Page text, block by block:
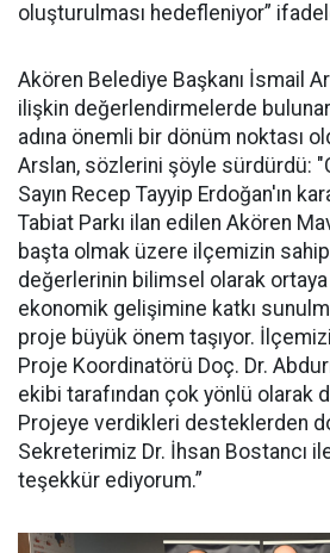
oluşturulması hedefleniyor”
Akören Belediye Başkanı İsmail
ilişkin değerlendirmelerde
adına önemli bir dönüm noktası
Arslan, sözlerini şöyle sürdürdü:
Sayın Recep Tayyip Erdoğan'ın
Tabiat Parkı ilan edilen Akören
başta olmak üzere ilçemizin
değerlerinin bilimsel olarak ortaya
ekonomik gelişimine katkı
proje büyük önem taşıyor.
Proje Koordinatörü Doç. Dr.
ekibi tarafından çok yönlü olarak
Projeye verdikleri desteklerden
Sekreterimiz Dr. İhsan Bostancı
teşekkür ediyorum.”